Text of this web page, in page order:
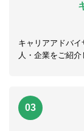
キャリアアドバ
人・企業をご紹介
03